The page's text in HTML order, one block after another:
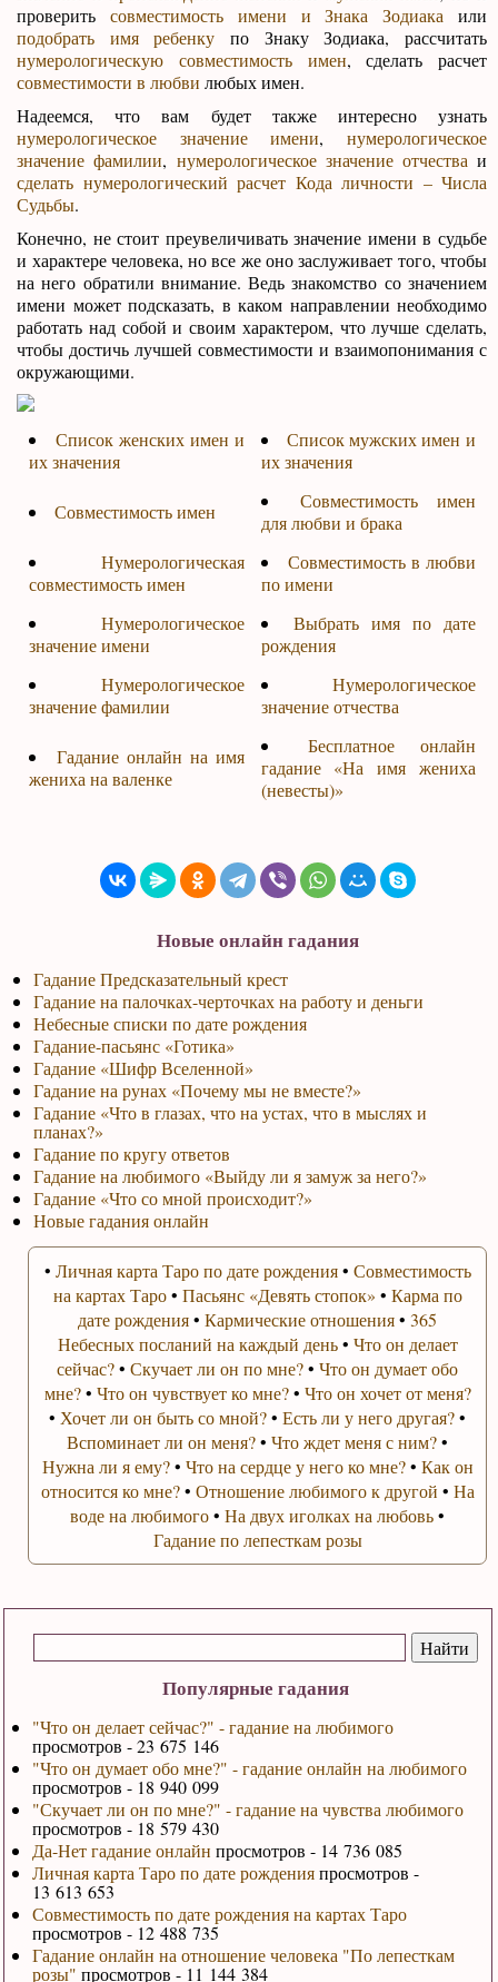
Популярные гадания
"Что он делает сейчас?" - гадание на любимого
просмотров - 23 675 146
"Что он думает обо мне?" - гадание онлайн на любимого
просмотров - 18 940 099
"Скучает ли он по мне?" - гадание на чувства любимого
просмотров - 18 579 430
Да-Нет гадание онлайн просмотров - 14 736 085
Личная карта Таро по дате рожденияпросмотров -
13 613 653
Совместимость по дате рождения на картах Таро
просмотров - 12 488 735
Гадание онлайн на отношение человека "По лепесткам
розы" просмотров - 11 144 384
проверитьсовместимость имени и Знака Зодиака или
подобрать имя ребенку по Знаку Зодиака, рассчитать
нумерологическую совместимость имен, сделать расчет
совместимости в любви любых имен.
Надеемся, что вам будет также интересно узнать
нумерологическое значение имени, нумерологическое
значение фамилии, нумерологическое значение отчества и
сделать нумерологический расчет Кода личности – Числа
Судьбы.
Конечно, не стоит преувеличивать значение имени в судьбе
и характере человека, но все же оно заслуживает того, чтобы
на него обратили внимание. Ведь знакомство со значением
имени может подсказать, в каком направлении необходимо
работать над собой и своим характером, что лучше сделать,
чтобы достичь лучшей совместимости и взаимопонимания с
окружающими.
Список женских имен и
их значения
Список мужских имен и
их значения
Совместимость имен
Совместимость имен
для любви и брака
Нумерологическая
совместимость имен
Совместимость в любви
по имени
Нумерологическое
значение имени
Выбрать имя по дате
рождения
Нумерологическое
значение фамилии
Нумерологическое
значение отчества
Гадание онлайн на имя
жениха на валенке
Бесплатное онлайн
гадание «На имя жениха
(невесты)»
Новые онлайн гадания
Гадание Предсказательный крест
Гадание на палочках-черточках на работу и деньги
Небесные списки по дате рождения
Гадание-пасьянс «Готика»
Гадание «Шифр Вселенной»
Гадание на рунах «Почему мы не вместе?»
Гадание «Что в глазах, что на устах, что в мыслях и
планах?»
Гадание по кругу ответов
Гадание на любимого «Выйду ли я замуж за него?»
Гадание «Что со мной происходит?»
Новые гадания онлайн
• Личная карта Таро по дате рождения• Совместимость
на картах Таро• Пасьянс «Девять стопок» • Карма по
дате рождения•Кармические отношения•365
Небесных посланий на каждый день• Что он делает
сейчас?•Скучает ли он по мне?•Что он думает обо
мне?• Что он чувствует ко мне?• Что он хочет от меня?
• Хочет ли он быть со мной?•Есть ли у него другая?•
Вспоминает ли он меня?•Что ждет меня с ним?•
Нужна ли я ему?• Что на сердце у него ко мне?• Как он
относится ко мне?• Отношение любимого к другой • На
воде на любимого•На двух иголках на любовь•
Гадание по лепесткам розы